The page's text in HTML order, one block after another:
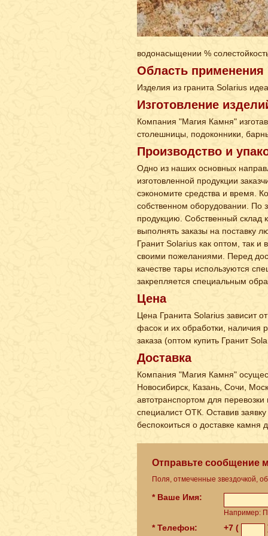
водонасыщении %
Область применения
Изделия из гранита Solarius
Изготовление
Компания "Магия Камня"
столешницы, подоконники,
Производство и
Одно из наших основных
изготовленной продукции
сэкономите средства и время.
собственном оборудовании. По
продукцию. Собственный склад
выполнять заказы на поставку
Гранит Solarius как оптом, так и
своими пожеланиями. Перед
качестве тары используются
закрепляется специальным
Цена
Цена Гранита Solarius зависит
фасок и их обработки, наличия
заказа (оптом купить Гранит
Доставка
Компания "Магия Камня"
Новосибирск, Казань, Сочи,
автотранспортом для
специалист ОТК. Оставив
беспокоиться о доставке
Отправьте сообщение
Поля, отмеченные звездочкой,
* Ваше Имя:
Например:
* Телефон: +7 (